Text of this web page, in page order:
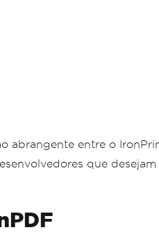
abrangente entre o
que